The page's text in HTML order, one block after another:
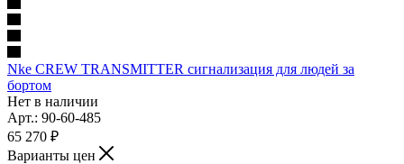
Nke CREW TRANSMITTER сигнализация для людей за
бортом
Нет в наличии
Арт.: 90-60-485
65 270 ₽
Варианты цен